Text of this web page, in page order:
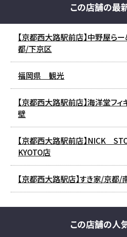
この店舗の最
【京都西大路駅前店】中野屋
都/下京区
福岡県 観光
【京都西大路駅前店】海洋堂フ
壁
【京都西大路駅前店】NICK
KYOTO店
【京都西大路駅店】すき家/京都/
この店舗の人